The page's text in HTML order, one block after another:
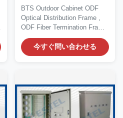
ODF繊維の終了フレーム
BTS Outdoor Cabinet ODF
Optical Distribution Frame ,
ODF Fiber Termination Frame
Quick Details...
今すぐ問い合わせる